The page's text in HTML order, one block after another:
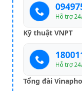
Hỗ trợ
Kỹ thuật VNPT
Hỗ trợ
Tổng đài